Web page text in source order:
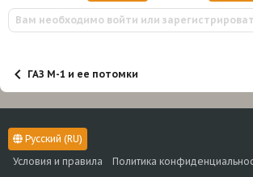
Вам необходимо войти или
ГАЗ М-1 и ее потомки
Русский (RU)
Условия и правила
Политика